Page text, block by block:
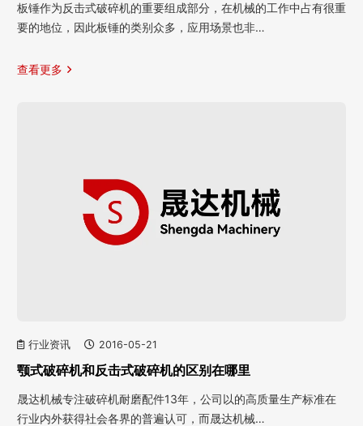
板锤作为反击式破碎机的重要组成部分，在机械的工作中占有很重
要的地位，因此板锤的类别众多，应用场景也非…
查看更多
行业资讯 2016-05-21
颚式破碎机和反击式破碎机的区别在哪里
晟达机械专注破碎机耐磨配件13年，公司以的高质量生产标准在
行业内外获得社会各界的普遍认可，而晟达机械…